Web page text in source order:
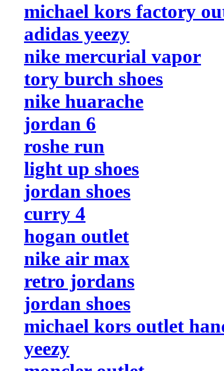
michael kors factory
adidas yeezy
nike mercurial vapor
tory burch shoes
nike huarache
jordan 6
roshe run
light up shoes
jordan shoes
curry 4
hogan outlet
nike air max
retro jordans
jordan shoes
michael kors outlet
yeezy